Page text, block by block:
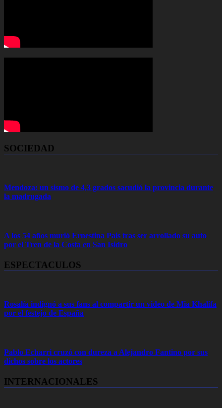
SOCIEDAD
Mendoza: un sismo de 4,3 grados sacudió la provincia durante
la madrugada
A los 54 años murió Ernestina Pais tras ser arrollado su auto
por el Tren de la Costa en San Isidro
ESPECTACULOS
Rosalía indignó a sus fans al compartir un video de Mia Khalifa
por el festejo de España
Pablo Echarri cruzó con dureza a Alejandro Fantino por sus
dichos sobre los actores
INTERNACIONALES